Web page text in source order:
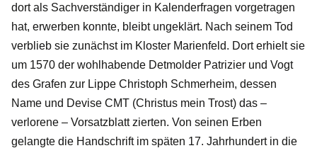
dort als Sachverständiger in Kalenderfragen vorgetragen
hat, erwerben konnte, bleibt ungeklärt. Nach seinem Tod
verblieb sie zunächst im Kloster Marienfeld. Dort erhielt sie
um 1570 der wohlhabende Detmolder Patrizier und Vogt
des Grafen zur Lippe Christoph Schmerheim, dessen
Name und Devise CMT (Christus mein Trost) das –
verlorene – Vorsatzblatt zierten. Von seinen Erben
gelangte die Handschrift im späten 17. Jahrhundert in die